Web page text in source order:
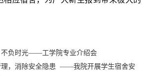
不负时光——工学院专业介绍会
理，消除安全隐患 ——我院开展学生宿舍安